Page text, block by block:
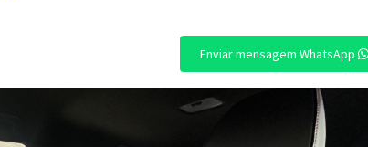
Enviar mensagem WhatsApp